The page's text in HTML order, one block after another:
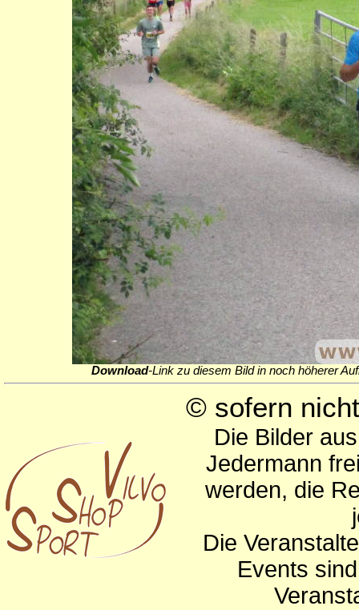
Download-Link zu diesem Bild in noch höherer
© sofern
Die Bilder
Jedermann
werden, die
Die
Events